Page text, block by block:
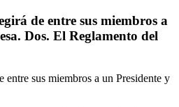
de entre sus miembros a
Dos. El Reglamento del
sus miembros a un Presidente y